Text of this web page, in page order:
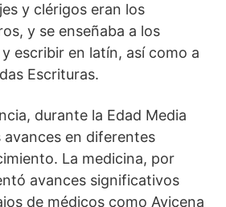
y clérigos eran los
y se enseñaba a los
escribir en latín, así como a
⁤Escrituras.
​durante la Edad Media
en diferentes
La medicina, por
avances significativos
de médicos como Avicena